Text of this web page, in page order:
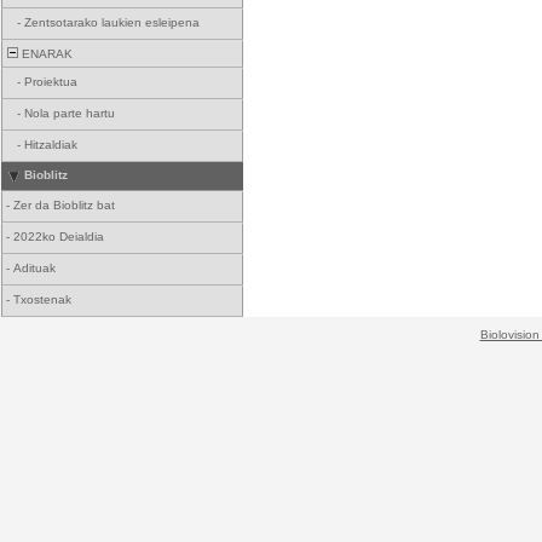
- Zentsotarako laukien esleipena
ENARAK
- Proiektua
- Nola parte hartu
- Hitzaldiak
Bioblitz
- Zer da Bioblitz bat
- 2022ko Deialdia
- Adituak
- Txostenak
Biolovision